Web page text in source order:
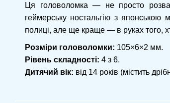
Ця головоломка — не просто
геймерську ностальгію з японською
полиці, але ще краще — в руках того,
Розміри головоломки: 105×6×2 мм.
Рівень складності: 4 з 6.
Дитячий вік: від 14 років (містить